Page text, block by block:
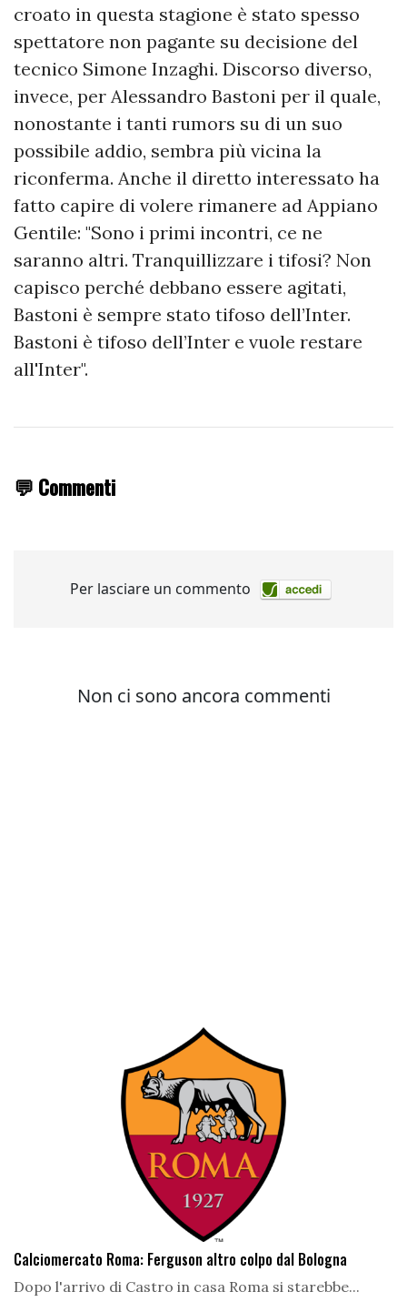
croato in questa stagione è stato spesso
spettatore non pagante su decisione del
tecnico Simone Inzaghi. Discorso diverso,
invece, per Alessandro Bastoni per il quale,
nonostante i tanti rumors su di un suo
possibile addio, sembra più vicina la
riconferma. Anche il diretto interessato ha
fatto capire di volere rimanere ad Appiano
Gentile: "Sono i primi incontri, ce ne
saranno altri. Tranquillizzare i tifosi? Non
capisco perché debbano essere agitati,
Bastoni è sempre stato tifoso dell’Inter.
Bastoni è tifoso dell’Inter e vuole restare
all'Inter".
💬 Commenti
Calciomercato Roma: Ferguson altro colpo dal Bologna
Dopo l'arrivo di Castro in casa Roma si starebbe...